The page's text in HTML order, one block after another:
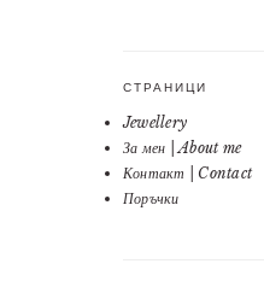
СТРАНИЦИ
Jewellery
За мен | About me
Контакт | Contact
Поръчки